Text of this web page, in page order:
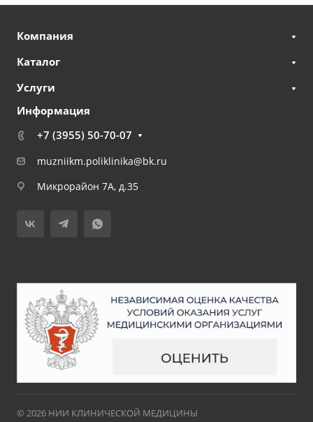
Компания
Каталог
Услуги
Информация
+7 (3955) 50-70-07
muzniikm.poliklinika@bk.ru
Микрорайон 7А, д.35
© 2026 НИИ КЛИНИЧЕСКОЙ МЕДИЦИНЫ